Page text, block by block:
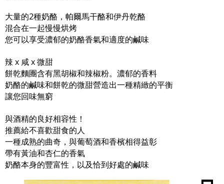
大量的2種奶酪，帕爾馬干酪和伊丹乾酪
混合在一起慢慢烘烤
您可以享受濃郁的奶酪香氣和適度的鹹味
辣 x 咸 x 微甜
餅乾麵團含有黑胡椒和辣椒粉。濃郁的香料
奶酪的鹹味和餅乾的微甜營造出一種精緻的平衡
讓您回味無窮
與酒精的良好相容性！
推薦給不喜歡甜食的人
一種成熟的曲奇，與葡萄酒和香檳相得益彰
帶有黃油和杏仁的香氣
奶酪本身的豐富性，以及恰到好處的鹹味